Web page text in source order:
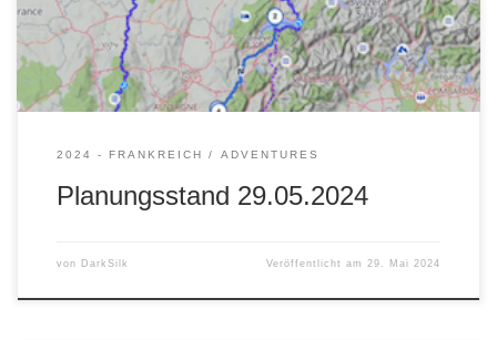
du NanMonacoGorges du VerdonLaguiole
2024 - FRANKREICH ADVENTURES
Planungsstand 29.05.2024
von DarkSilk Veröffentlicht am29. Mai 2024